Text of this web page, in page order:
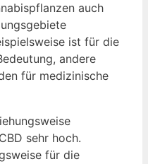
auch
ist für die
andere
für medizinische
sehr hoch.
für die